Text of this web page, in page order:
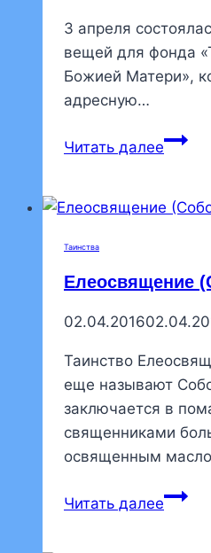
3 апреля
вещей для фонда
Божией Матери»,
адресную…
Читать далее
вещи
Таинства
Елеосвящение
02.04.2016
Таинство
еще называют
заключается в
священниками
освященным
Читать далее